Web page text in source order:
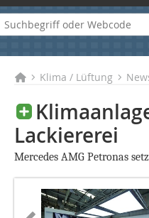
Klima / Lüftung
Lackiererei
Mercedes AMG Petronas